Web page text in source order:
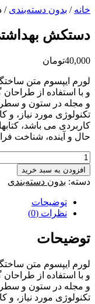
خانه / بدون دسته‌بندی /
دستکش
40,000تومان
لورم ایپسوم متن
و با استفاده از
و مجله در ستون و
تکنولوژی مورد نیاز، و
کاربردی می باشد،
حال و آینده، شناخت
دستکش
بهداشتی
مناسب
بیمارستان
افزودن به سبد خرید
دسته: بدون دسته‌بندی
توضیحات
نظرات (0)
توضیحات
لورم ایپسوم متن
و با استفاده از
و مجله در ستون و
تکنولوژی مورد نیاز، و